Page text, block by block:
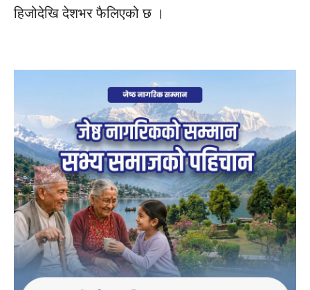
हिजोदेखि देशभर फैलिएको छ ।